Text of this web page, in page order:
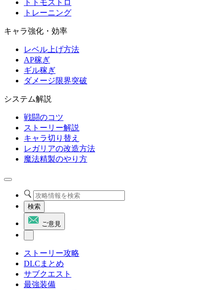
トトモストロ
トレーニング
キャラ強化・効率
レベル上げ方法
AP稼ぎ
ギル稼ぎ
ダメージ限界突破
システム解説
戦闘のコツ
ストーリー解説
キャラ切り替え
レガリアの改造方法
魔法精製のやり方
検索
ご意見
ストーリー攻略
DLCまとめ
サブクエスト
最強装備